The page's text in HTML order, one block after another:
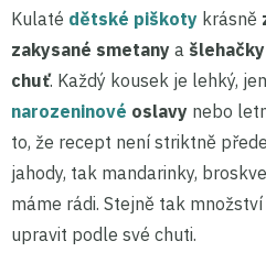
Kulaté dětské piškoty krásně
zakysané smetany a šlehačky
chuť. Každý kousek je lehký,
narozeninové oslavy nebo
to, že recept není striktně
jahody, tak mandarinky,
máme rádi. Stejně tak
upravit podle své chuti.